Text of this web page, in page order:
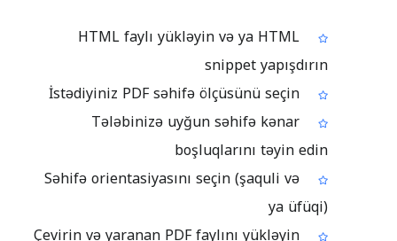
HTML faylı yükləyin və ya HTML
snippet yapışdırın
Tələbinizə uyğun səhifə kənar
boşluqlarını təyin edin
Səhifə orientasiyasını seçin (şaquli və
ya üfüqi)